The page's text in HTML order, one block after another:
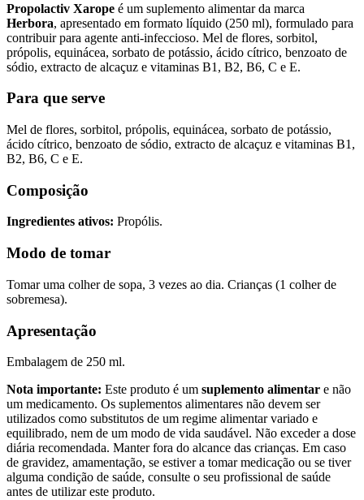
Propolactiv Xarope é um suplemento alimentar da marca
Herbora, apresentado em formato líquido (250 ml), formulado para
contribuir para agente anti-infeccioso. Mel de flores, sorbitol,
própolis, equinácea, sorbato de potássio, ácido cítrico, benzoato de
sódio, extracto de alcaçuz e vitaminas B1, B2, B6, C e E.
Para que serve
Mel de flores, sorbitol, própolis, equinácea, sorbato de potássio,
ácido cítrico, benzoato de sódio, extracto de alcaçuz e vitaminas B1,
B2, B6, C e E.
Composição
Ingredientes ativos: Propólis.
Modo de tomar
Tomar uma colher de sopa, 3 vezes ao dia. Crianças (1 colher de
sobremesa).
Apresentação
Embalagem de 250 ml.
Nota importante: Este produto é um suplemento alimentar e não
um medicamento. Os suplementos alimentares não devem ser
utilizados como substitutos de um regime alimentar variado e
equilibrado, nem de um modo de vida saudável. Não exceder a dose
diária recomendada. Manter fora do alcance das crianças. Em caso
de gravidez, amamentação, se estiver a tomar medicação ou se tiver
alguma condição de saúde, consulte o seu profissional de saúde
antes de utilizar este produto.